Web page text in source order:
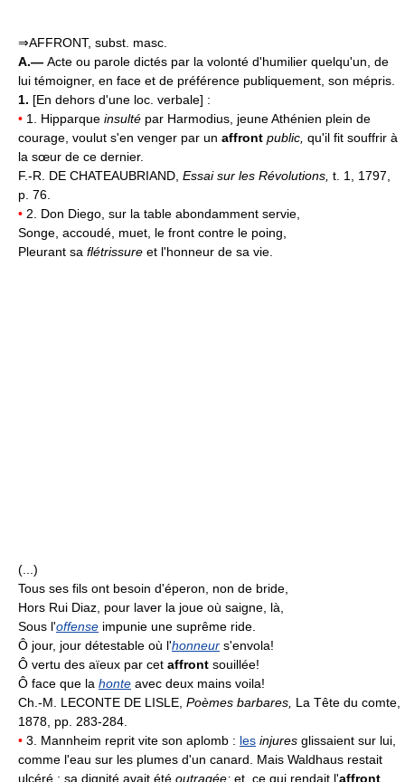
⇒AFFRONT, subst. masc.
A.— Acte ou parole dictés par la volonté d'humilier quelqu'un, de
lui témoigner, en face et de préférence publiquement, son mépris.
1. [En dehors d'une loc. verbale] :
• 1. Hipparque insulté par Harmodius, jeune Athénien plein de
courage, voulut s'en venger par un affront public, qu'il fit souffrir à
la sœur de ce dernier.
F.-R. DE CHATEAUBRIAND, Essai sur les Révolutions, t. 1, 1797,
p. 76.
• 2. Don Diego, sur la table abondamment servie,
Songe, accoudé, muet, le front contre le poing,
Pleurant sa flétrissure et l'honneur de sa vie.
(...)
Tous ses fils ont besoin d'éperon, non de bride,
Hors Rui Diaz, pour laver la joue où saigne, là,
Sous l'offense impunie une suprême ride.
Ô jour, jour détestable où l'honneur s'envola!
Ô vertu des aïeux par cet affront souillée!
Ô face que la honte avec deux mains voila!
Ch.-M. LECONTE DE LISLE, Poèmes barbares, La Tête du comte,
1878, pp. 283-284.
• 3. Mannheim reprit vite son aplomb : les injures glissaient sur lui,
comme l'eau sur les plumes d'un canard. Mais Waldhaus restait
ulcéré : sa dignité avait été outragée; et, ce qui rendait l'affront